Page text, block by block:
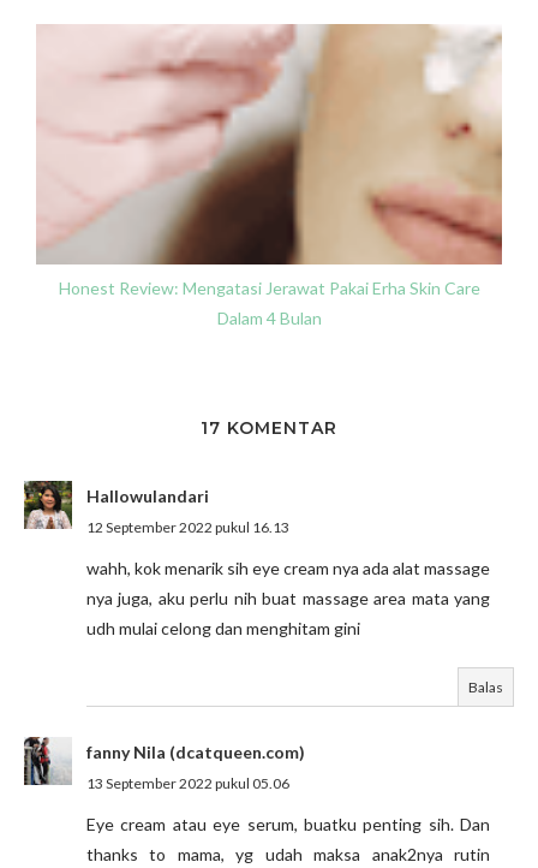
Honest Review: Mengatasi Jerawat Pakai Erha Skin Care
Dalam 4 Bulan
17 KOMENTAR
Hallowulandari
12 September 2022 pukul 16.13
wahh, kok menarik sih eye cream nya ada alat massage
nya juga, aku perlu nih buat massage area mata yang
udh mulai celong dan menghitam gini
Balas
fanny Nila (dcatqueen.com)
13 September 2022 pukul 05.06
Eye cream atau eye serum, buatku penting sih. Dan
thanks to mama, yg udah maksa anak2nya rutin